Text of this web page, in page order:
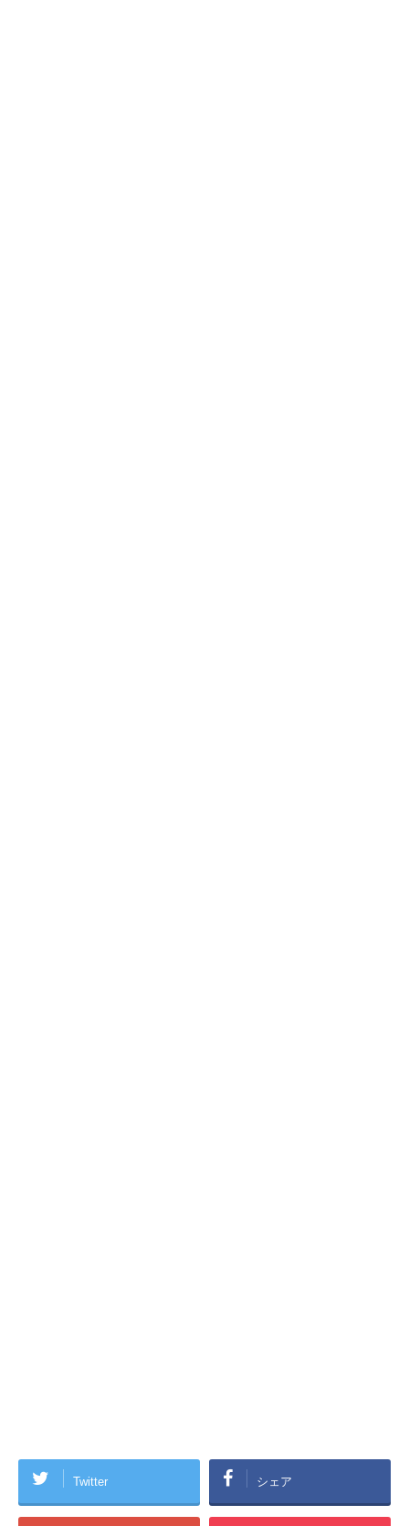
Twitter シェア